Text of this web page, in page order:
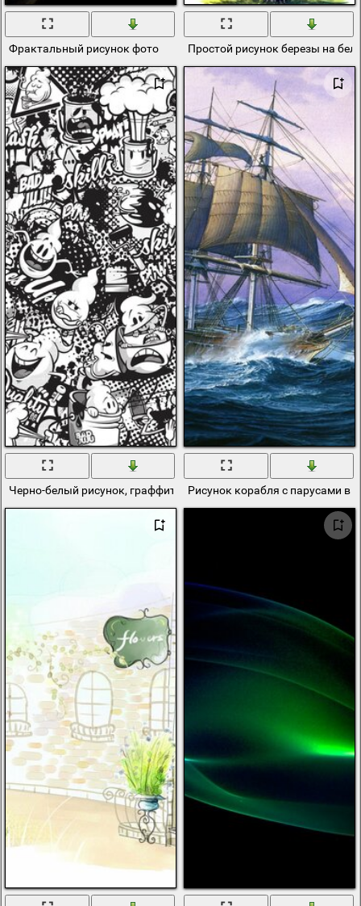
Фрактальный рисунок фото Простой рисунок березы на
Черно-белый рисунок, граффити Рисунок корабля с парусами в